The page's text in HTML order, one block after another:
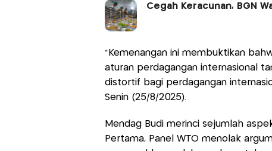
Cegah Keracunan, BGN
“Kemenangan ini membuktikan
aturan perdagangan internasional
distortif bagi perdagangan
Senin (25/8/2025).
Mendag Budi merinci sejumlah
Pertama, Panel WTO menolak